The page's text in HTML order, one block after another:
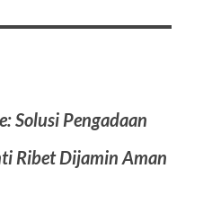
Solusi Pengadaan
Ribet Dijamin Aman